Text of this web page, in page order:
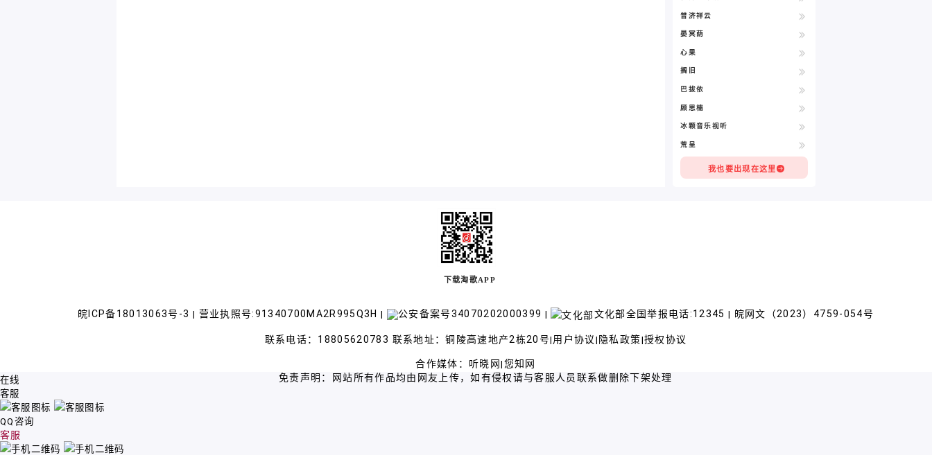
普济祥云
晏冥荫
心果
搁旧
巴拔依
顾思楠
冰颗音乐视听
荒呈
我也要出现在这里
下载淘歌APP
皖ICP备18013063号-3 | 营业执照号:91340700MA2R995Q3H | 公安备案号34070202000399 | 文化部全国举报电话:12345 | 皖网文（2023）4759-054号
联系电话：18805620783 联系地址：铜陵高速地产2栋20号| 用户协议 | 隐私政策|授权协议
合作媒体： 听晓网| 您知网
免责声明：网站所有作品均由网友上传，如有侵权请与客服人员联系做删除下架处理
在线
客服
QQ咨询
客服